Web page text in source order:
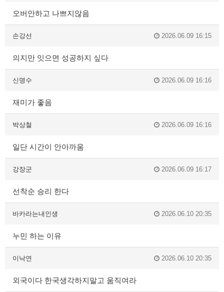
오버안하고 나쁘지않음
손강선 2026.06.09 16:15
의지만 잇으면 성공하지 싶다
신명수 2026.06.09 16:16
재미가 좋음
박상철 2026.06.09 16:16
일단 시간이 안아까움
강장군 2026.06.09 16:17
선착순 승리 한다
바카라는내인생 2026.06.10 20:35
누민 하는 이유
이낙연 2026.06.10 20:35
외국이다 한국생각하지말고 움직여라